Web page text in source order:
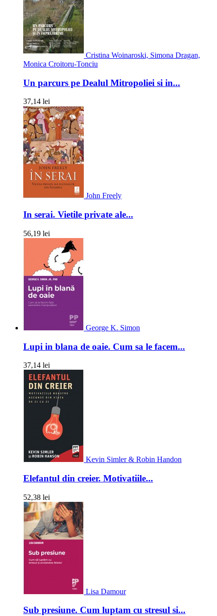
Cristina Woinaroski, Simona Dragan,
Monica Croitoru-Tonciu
Un parcurs pe Dealul Mitropoliei si in...
37,14 lei
John Freely
In serai. Vietile private ale...
56,19 lei
George K. Simon
Lupi in blana de oaie. Cum sa le facem...
37,14 lei
Kevin Simler & Robin Handon
Elefantul din creier. Motivatiile...
52,38 lei
Lisa Damour
Sub presiune. Cum luptam cu stresul si...